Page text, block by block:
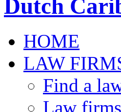
Dutch
HOME
LAW
Find a
Law firms